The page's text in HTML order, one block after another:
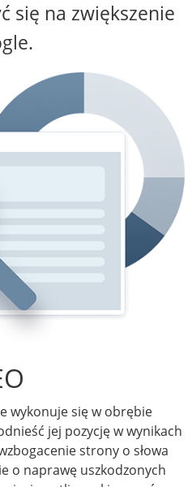
się na zwiększenie
wykonuje się w obrębie
jej pozycję w wynikach
strony o słowa
o naprawę uszkodzonych